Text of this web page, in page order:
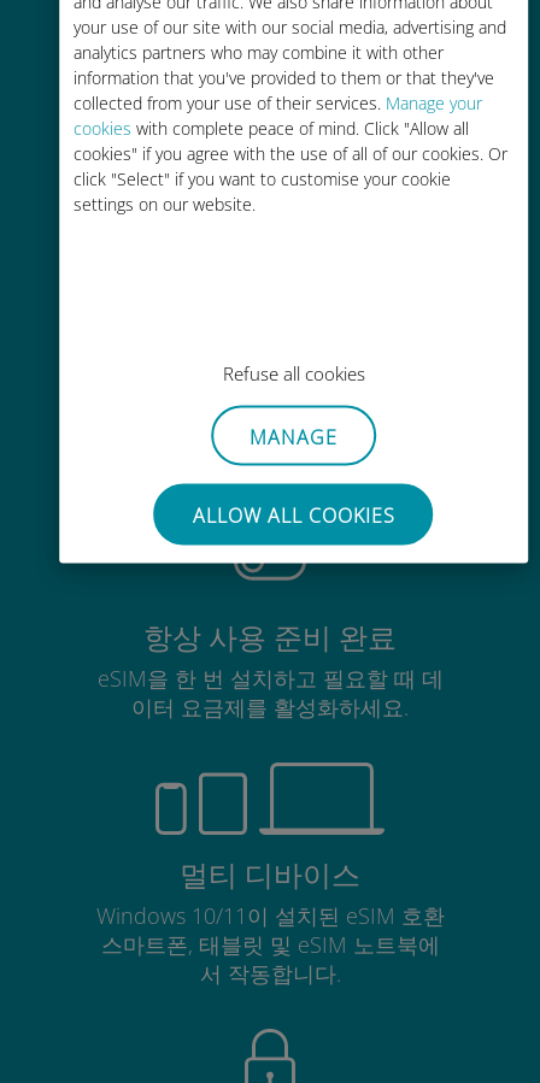
your use of our site with our social media, advertising and
analytics partners who may combine it with other
information that you've provided to them or that they've
collected from your use of their services. Manage your
cookies with complete peace of mind. Click "Allow all
cookies" if you agree with the use of all of our cookies. Or
click "Select" if you want to customise your cookie
settings on our website.
Refuse all cookies
MANAGE
ALLOW ALL COOKIES
간편한 충전
Wi-Fi나 남은 데이터가 없어도 Ubigi
간편한
기존 SIM 카드를 제거할 필요가 없습
니다.
항상 사용 준비 완료
eSIM을 한 번 설치하고 필요할 때 데
이터 요금제를 활성화하세요.
멀티 디바이스
Windows 10/11이 설치된 eSIM 호환
스마트폰, 태블릿 및 eSIM 노트북에
서 작동합니다.